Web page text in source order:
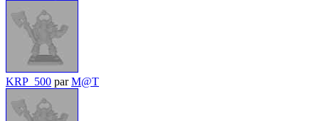
KRP_500 parM@T